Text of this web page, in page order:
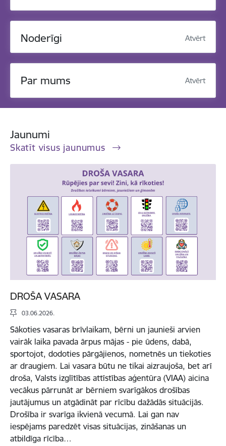
Noderīgi Atvērt
Par mums Atvērt
Jaunumi
Skatīt visus jaunumus
DROŠA VASARA
03.06.2026.
Sākoties vasaras brīvlaikam, bērni un jaunieši arvien
vairāk laika pavada ārpus mājas - pie ūdens, dabā,
sportojot, dodoties pārgājienos, nometnēs un tiekoties
ar draugiem. Lai vasara būtu ne tikai aizraujoša, bet arī
droša, Valsts izglītības attīstības aģentūra (VIAA) aicina
vecākus pārrunāt ar bērniem svarīgākos drošības
jautājumus un atgādināt par rīcību dažādās situācijās.
Drošība ir svarīga ikvienā vecumā. Lai gan nav
iespējams paredzēt visas situācijas, zināšanas un
atbildīga rīcība…